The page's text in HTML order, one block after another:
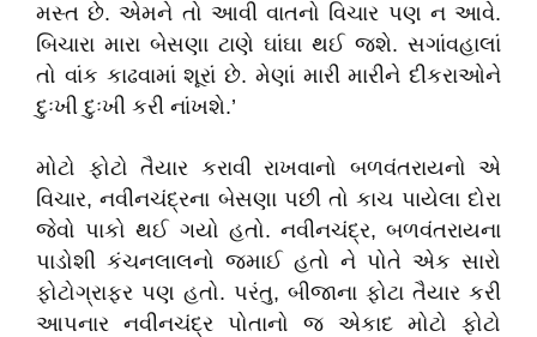
મસ્ત છે. એમને તો આવી વાતનો વિચાર પણ ન આવે.
બિચારા મારા બેસણા ટાણે ઘાંઘા થઈ જશે. સગાંવહાલાં
તો વાંક કાઢવામાં શૂરાં છે. મેણાં મારી મારીને દીકરાઓને
દુઃખી દુઃખી કરી નાંખશે.’
મોટો ફોટો તૈયાર કરાવી રાખવાનો બળવંતરાયનો એ
વિચાર, નવીનચંદ્રના બેસણા પછી તો કાચ પાયેલા દોરા
જેવો પાકો થઈ ગયો હતો. નવીનચંદ્ર, બળવંતરાયના
પાડોશી કંચનલાલનો જમાઈ હતો ને પોતે એક સારો
ફોટોગ્રાફર પણ હતો. પરંતુ, બીજાના ફોટા તૈયાર કરી
આપનાર નવીનચંદ્ર પોતાનો જ એકાદ મોટો ફોટો